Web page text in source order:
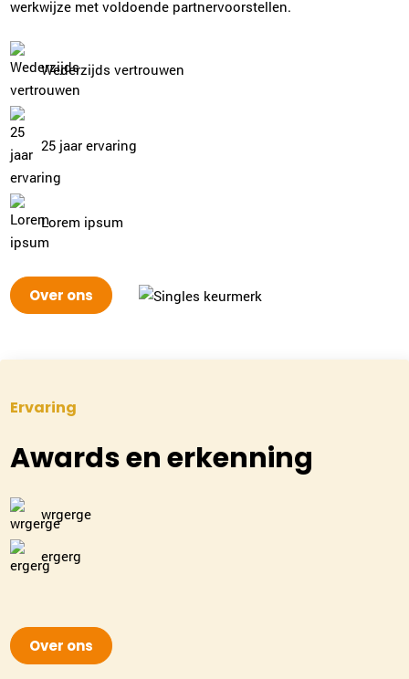
werkwijze met voldoende partnervoorstellen.
Wederzijds vertrouwen
25 jaar ervaring
Lorem ipsum
Over ons
Ervaring
Awards en erkenning
wrgerge
ergerg
Over ons